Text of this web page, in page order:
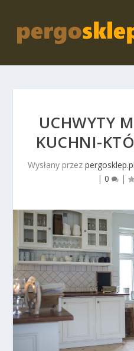
UCHWYTY
KUCHNI-
Wysłany przez pergosklep.pl
| 0 |